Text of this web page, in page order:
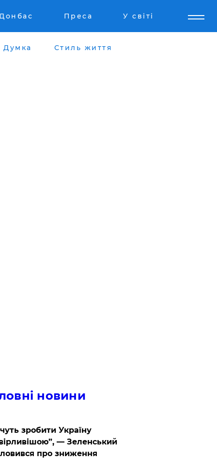
Преса У світі
Думка Стиль життя
новини
зробити Україну
— Зеленський
про зниження